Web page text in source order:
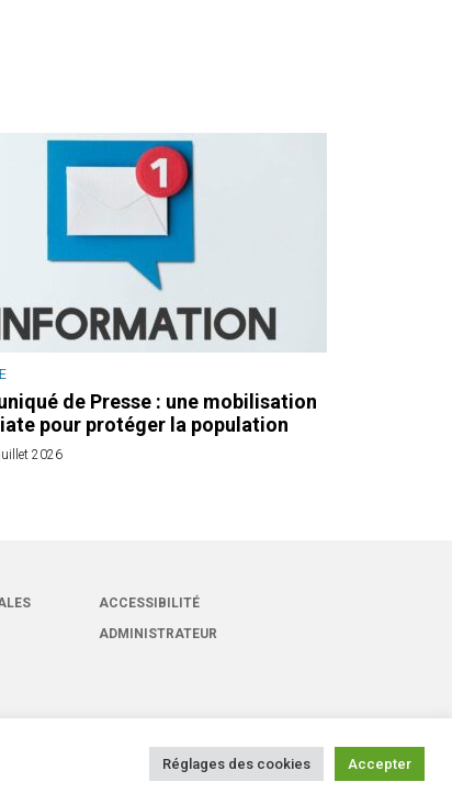
de Presse : une mobilisation
pour protéger la population
2026
ACCESSIBILITÉ
ADMINISTRATEUR
Site réalisé par Intuitiv Interactive
Réglages des cookies Accepter